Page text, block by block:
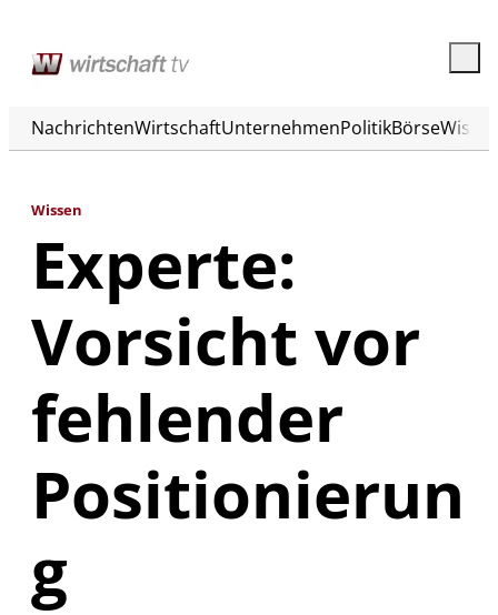
NachrichtenWirtschaftUnternehmenPolitikBörse
Wissen
Experte:
Vorsicht vor
fehlender
Positionierun
g